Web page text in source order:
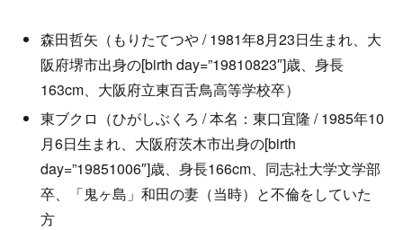
森田哲矢（もりたてつや / 1981年8月23日生まれ、大
阪府堺市出身の[birth day=”19810823″]歳、身長
163cm、大阪府立東百舌鳥高等学校卒）
東ブクロ（ひがしぶくろ / 本名：東口宜隆 / 1985年10
月6日生まれ、大阪府茨木市出身の[birth
day=”19851006″]歳、身長166cm、同志社大学文学部
卒、「鬼ヶ島」和田の妻（当時）と不倫をしていた
方